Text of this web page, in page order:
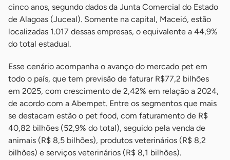
cinco anos, segundo dados da Junta Comercial do Estado
de Alagoas (Juceal). Somente na capital, Maceió, estão
localizadas 1.017 dessas empresas, o equivalente a 44,9%
do total estadual.
Esse cenário acompanha o avanço do mercado pet em
todo o país, que tem previsão de faturar R$77,2 bilhões
em 2025, com crescimento de 2,42% em relação a 2024,
de acordo com a Abempet. Entre os segmentos que mais
se destacam estão o pet food, com faturamento de R$
40,82 bilhões (52,9% do total), seguido pela venda de
animais (R$ 8,5 bilhões), produtos veterinários (R$ 8,2
bilhões) e serviços veterinários (R$ 8,1 bilhões).